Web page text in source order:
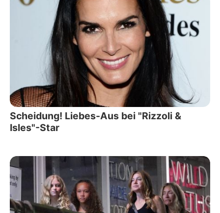
Scheidung! Liebes-Aus bei "Rizzoli &
Isles"-Star